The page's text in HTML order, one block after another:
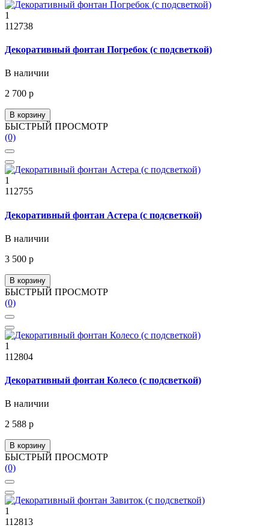
1
112738
Декоративный фонтан Погребок (с подсветкой)
В наличии
2 700 р
В корзину
БЫСТРЫЙ ПРОСМОТР
(0)
1
112755
Декоративный фонтан Астера (с подсветкой)
В наличии
3 500 р
В корзину
БЫСТРЫЙ ПРОСМОТР
(0)
1
112804
Декоративный фонтан Колесо (с подсветкой)
В наличии
2 588 р
В корзину
БЫСТРЫЙ ПРОСМОТР
(0)
1
112813